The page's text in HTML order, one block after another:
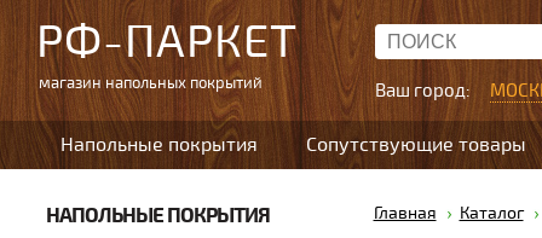
РФ-ПАРКЕТ
магазин напольных покрытий Ваш город:
Напольные покрытия Сопутствующие товары
НАПОЛЬНЫЕ ПОКРЫТИЯ Главная Каталог